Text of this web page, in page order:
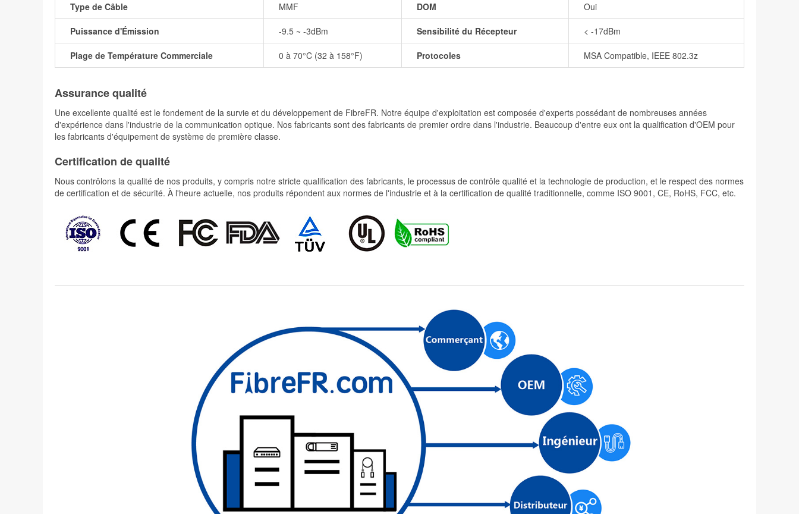
Type de Câble MMF DOM Oui
Puissance d'Émission -9.5 ~ -3dBm Sensibilité du Récepteur < -17dBm
Plage de Température Commerciale 0 à 70°C (32 à 158°F) Protocoles MSA Compatible, IEEE 802.3z
Assurance qualité
Une excellente qualité est le fondement de la survie et du développement de FibreFR. Notre équipe d'exploitation est composée d'experts possédant de nombreuses années
d'expérience dans l'industrie de la communication optique. Nos fabricants sont des fabricants de premier ordre dans l'industrie. Beaucoup d'entre eux ont la qualification d'OEM pour
les fabricants d'équipement de système de première classe.
Certification de qualité
Nous contrôlons la qualité de nos produits, y compris notre stricte qualification des fabricants, le processus de contrôle qualité et la technologie de production, et le respect des normes
de certification et de sécurité. À l'heure actuelle, nos produits répondent aux normes de l'industrie et à la certification de qualité traditionnelle, comme ISO 9001, CE, RoHS, FCC, etc.